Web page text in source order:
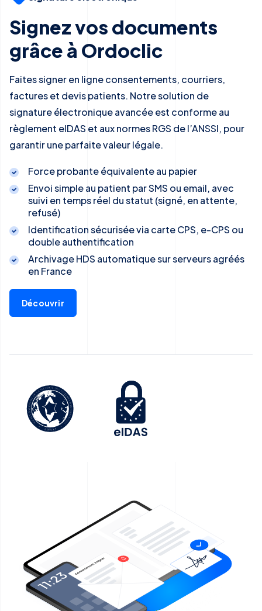
Signez vos documents
grâce à Ordoclic
Faites signer en ligne consentements, courriers,
factures et devis patients. Notre solution de
signature électronique avancée est conforme au
règlement eIDAS et aux normes RGS de l’ANSSI, pour
garantir une parfaite valeur légale.
Force probante équivalente au papier
Envoi simple au patient par SMS ou email, avec
suivi en temps réel du statut (signé, en attente,
refusé)
Identification sécurisée via carte CPS, e-CPS ou
double authentification
Archivage HDS automatique sur serveurs agréés
en France
Découvrir